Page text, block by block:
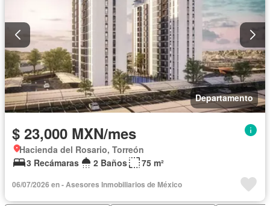
Departamento
$ 23,000 MXN/mes
Hacienda del Rosario, Torreón
3 Recámaras
2 Baños 75 m²
06/07/2026 en - Asesores Inmobiliarios de México